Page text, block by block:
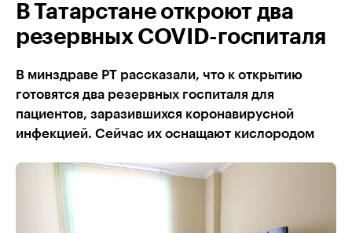
В Татарстане откроют два
резервных COVID-госпиталя
В минздраве РТ рассказали, что к открытию
готовятся два резервных госпиталя для
пациентов, заразившихся коронавирусной
инфекцией. Сейчас их оснащают кислородом